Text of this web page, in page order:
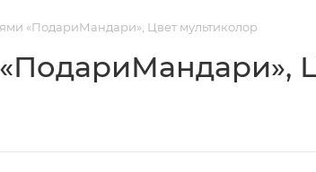
«ПодариМандари», Цвет мультиколор